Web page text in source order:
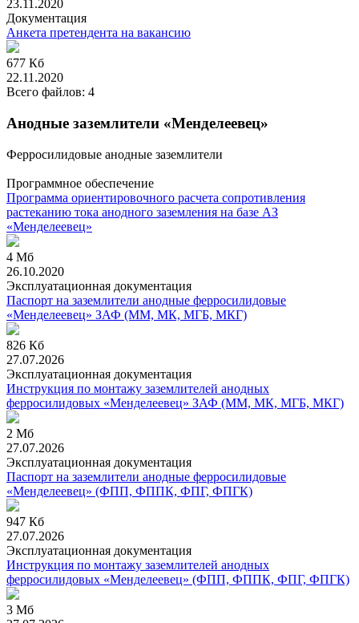
23.11.2020
Документация
Анкета претендента на вакансию
677 Кб
22.11.2020
Всего файлов: 4
Анодные заземлители «Менделеевец»
Ферросилидовые анодные заземлители
Программное обеспечение
Программа ориентировочного расчета сопротивления
растеканию тока анодного заземления на базе АЗ
«Менделеевец»
4 Мб
26.10.2020
Эксплуатационная документация
Паспорт на заземлители анодные ферросилидовые
«Менделеевец» ЗАФ (ММ, МК, МГБ, МКГ)
826 Кб
27.07.2026
Эксплуатационная документация
Инструкция по монтажу заземлителей анодных
ферросилидовых «Менделеевец» ЗАФ (ММ, МК, МГБ, МКГ)
2 Мб
27.07.2026
Эксплуатационная документация
Паспорт на заземлители анодные ферросилидовые
«Менделеевец» (ФПП, ФППК, ФПГ, ФПГК)
947 Кб
27.07.2026
Эксплуатационная документация
Инструкция по монтажу заземлителей анодных
ферросилидовых «Менделеевец» (ФПП, ФППК, ФПГ, ФПГК)
3 Мб